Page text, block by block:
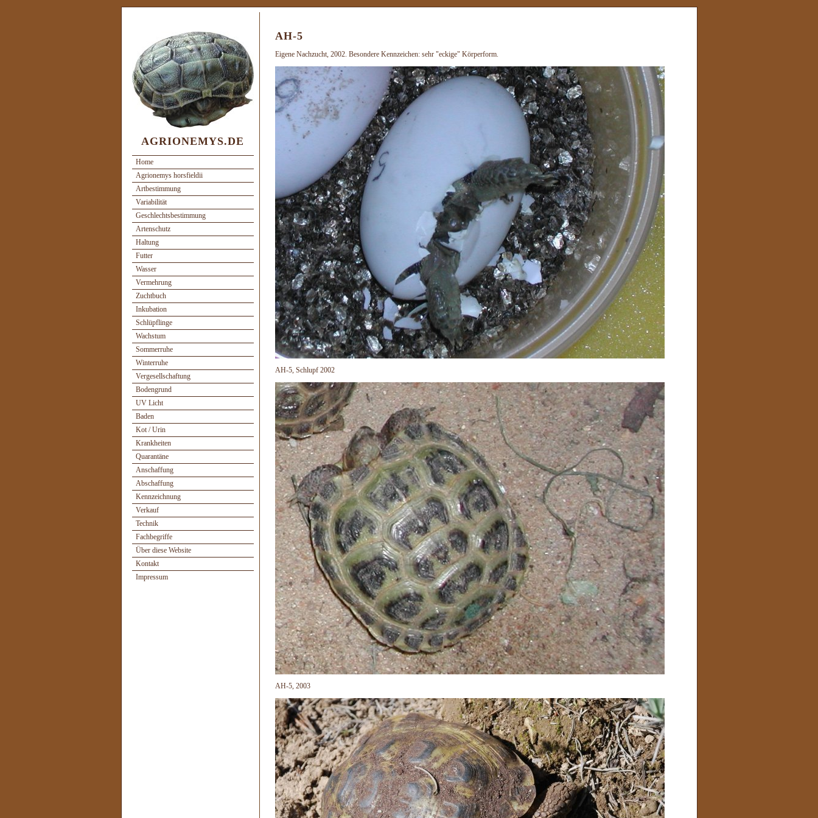
AGRIONEMYS.DE
Home
Agrionemys horsfieldii
Artbestimmung
Variabilität
Geschlechtsbestimmung
Artenschutz
Haltung
Futter
Wasser
Vermehrung
Zuchtbuch
Inkubation
Schlüpflinge
Wachstum
Sommerruhe
Winterruhe
Vergesellschaftung
Bodengrund
UV Licht
Baden
Kot / Urin
Krankheiten
Quarantäne
Anschaffung
Abschaffung
Kennzeichnung
Verkauf
Technik
Fachbegriffe
Über diese Website
Kontakt
Impressum
AH-5
Eigene Nachzucht, 2002. Besondere Kennzeichen: sehr "eckige" Körperform.
AH-5, Schlupf 2002
AH-5, 2003